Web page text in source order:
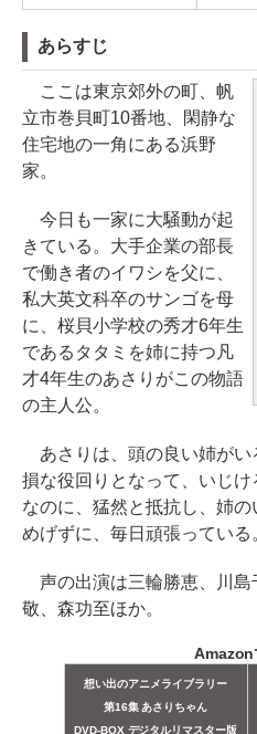
あらすじ
ここは東京郊外の町、帆
立市巻貝町10番地、閑静な
住宅地の一角にある浜野
家。
今日も一家に大騒動が起
きている。大手企業の部長
で働き者のイワシを父に、
私大英文科卒のサンゴを母
に、桜貝小学校の秀才6年生
であるタタミを姉に持つ凡
才4年生のあさりがこの物語
の主人公。
あさりは、頭の良い姉がい
損な役回りとなって、いじ
なのに、猛然と抵抗し、姉
めげずに、毎日頑張っている
声の出演は三輪勝恵、川島
敬、森功至ほか。
Amazon
想い出のアニメライブラリー
第16集 あさりちゃん
DVD-BOX デジタルリマスター版